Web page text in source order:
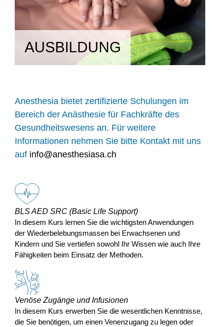
AUSBILDUNG
Anesthesia bietet zertifizierte Schulungen im
Bereich der Anästhesie für Fachkräfte des
Gesundheitswesens an. Für weitere
Informationen nehmen Sie bitte Kontakt mit uns
auf info@anesthesiasa.ch
BLS AED SRC (Basic Life Support)
In diesem Kurs lernen Sie die wichtigsten Anwendungen
der Wiederbelebungsmassen bei Erwachsenen und
Kindern und Sie vertiefen sowohl Ihr Wissen wie auch Ihre
Fähigkeiten beim Einsatz der Methoden.
Venöse Zugänge und Infusionen
In diesem Kurs erwerben Sie die wesentlichen Kenntnisse,
die Sie benötigen, um einen Venenzugang zu legen oder